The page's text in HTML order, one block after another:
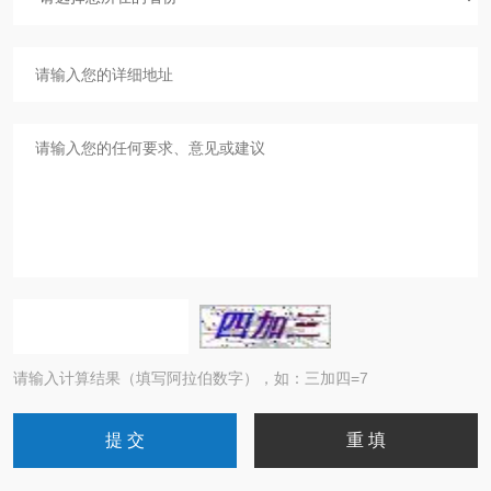
请输入计算结果（填写阿拉伯数字），如：三加四=7